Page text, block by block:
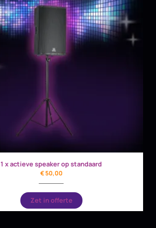
1 x actieve speaker op standaard
€50,00
Zet in offerte